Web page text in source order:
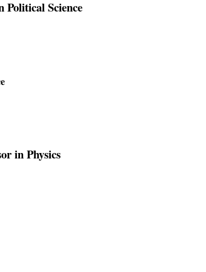
Political Science
in Physics